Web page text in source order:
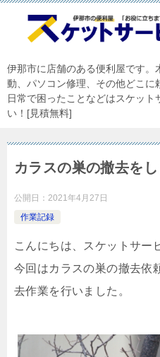
伊那市に店舗のある便利屋です。
動、パソコン修理、その他どこに
日常で困ったことなどはスケット
い！[見積無料]
カラスの巣の撤去を
公開日： 2021年4月27日
作業記録
こんにちは、スケットサー
今回はカラスの巣の撤去依
去作業を行いました。